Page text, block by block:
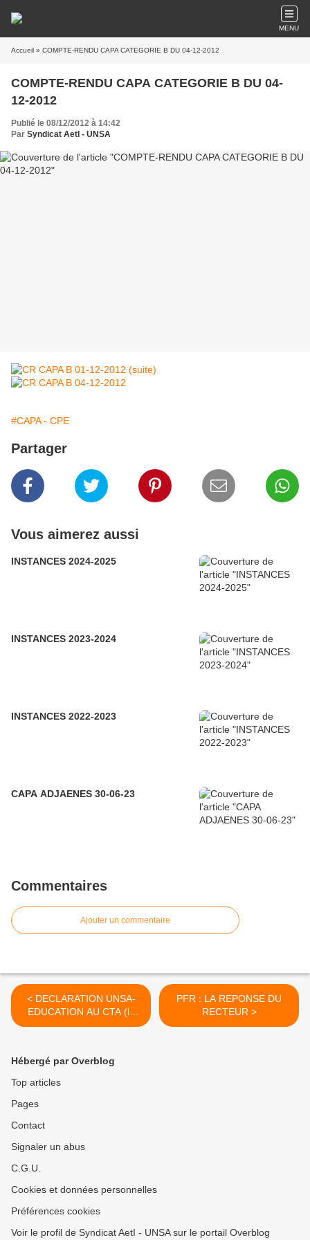
MENU
Accueil » COMPTE-RENDU CAPA CATEGORIE B DU 04-12-2012
COMPTE-RENDU CAPA CATEGORIE B DU 04-
12-2012
Publié le 08/12/2012 à 14:42
Par Syndicat AetI - UNSA
#CAPA - CPE
Partager
Vous aimerez aussi
INSTANCES 2024-2025
INSTANCES 2023-2024
INSTANCES 2022-2023
CAPA ADJAENES 30-06-23
Commentaires
Ajouter un commentaire
< DECLARATION UNSA-
EDUCATION AU CTA (le
changement...)
PFR : LA REPONSE DU
RECTEUR >
Hébergé par Overblog
Top articles
Pages
Contact
Signaler un abus
C.G.U.
Cookies et données personnelles
Préférences cookies
Voir le profil de Syndicat AetI - UNSA sur le portail Overblog